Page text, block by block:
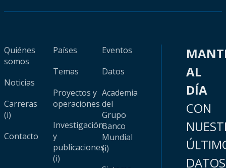
Quiénes
somos
Noticias
Carreras
(i)
Contacto
Países
Temas
Proyectos y
operaciones
Investigación
y
publicaciones
(i)
Eventos
Datos
Academia
del
Grupo
Banco
Mundial
(i)
AL
DÍA
CON
DATOS